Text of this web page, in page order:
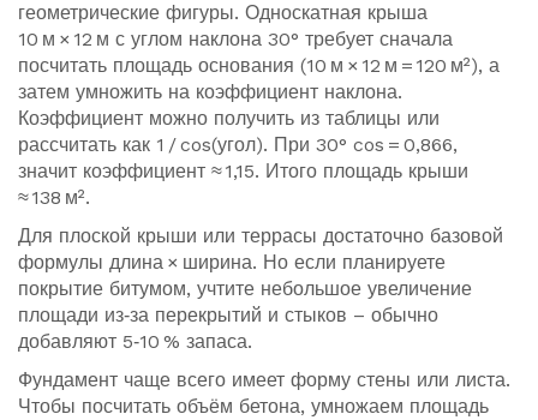
геометрические фигуры. Односкатная крыша
10 м × 12 м с углом наклона 30° требует сначала
посчитать площадь основания (10 м × 12 м = 120 м²), а
затем умножить на коэффициент наклона.
Коэффициент можно получить из таблицы или
рассчитать как 1 / cos(угол). При 30° cos = 0,866,
значит коэффициент ≈ 1,15. Итого площадь крыши
≈ 138 м².
Для плоской крыши или террасы достаточно базовой
формулы длина × ширина. Но если планируете
покрытие битумом, учтите небольшое увеличение
площади из‑за перекрытий и стыков – обычно
добавляют 5‑10 % запаса.
Фундамент чаще всего имеет форму стены или листа.
Чтобы посчитать объём бетона, умножаем площадь